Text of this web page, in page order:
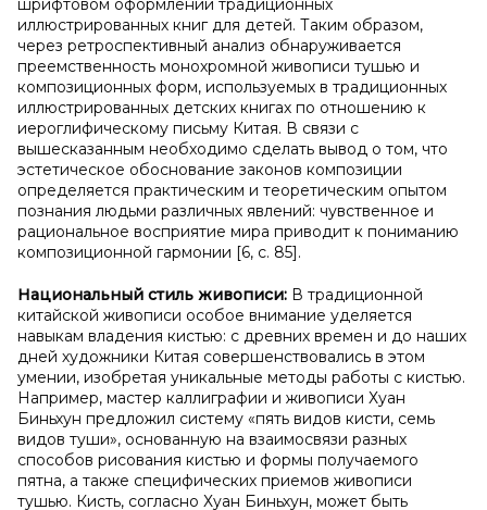
шрифтовом оформлении традиционных
иллюстрированных книг для детей. Таким образом,
через ретроспективный анализ обнаруживается
преемственность монохромной живописи тушью и
композиционных форм, используемых в традиционных
иллюстрированных детских книгах по отношению к
иероглифическому письму Китая. В связи с
вышесказанным необходимо сделать вывод о том, что
эстетическое обоснование законов композиции
определяется практическим и теоретическим опытом
познания людьми различных явлений: чувственное и
рациональное восприятие мира приводит к пониманию
композиционной гармонии [6, с. 85].
Национальный стиль живописи: В традиционной
китайской живописи особое внимание уделяется
навыкам владения кистью: с древних времен и до наших
дней художники Китая совершенствовались в этом
умении, изобретая уникальные методы работы с кистью.
Например, мастер каллиграфии и живописи Хуан
Биньхун предложил систему «пять видов кисти, семь
видов туши», основанную на взаимосвязи разных
способов рисования кистью и формы получаемого
пятна, а также специфических приемов живописи
тушью. Кисть, согласно Хуан Биньхун, может быть